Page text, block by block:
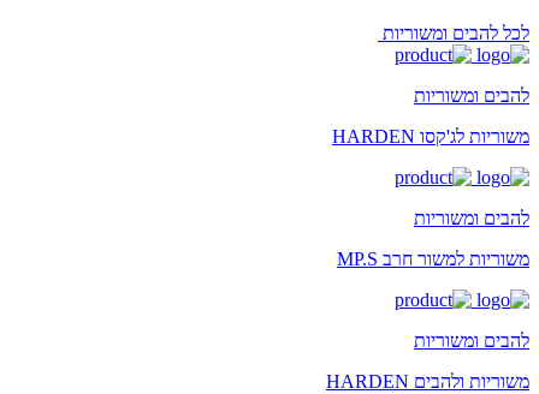
לכל להבים ומשוריות
להבים ומשוריות
משוריות לג'קסו HARDEN
להבים ומשוריות
משוריות למשור חרב MP.S
להבים ומשוריות
משוריות ולהבים HARDEN